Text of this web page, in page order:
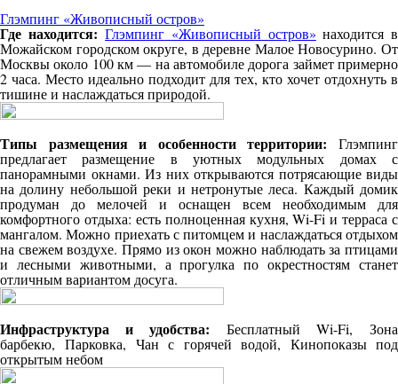
Глэмпинг «Живописный остров»
Где находится:Глэмпинг «Живописный остров» находится в
Можайском городском округе, в деревне Малое Новосурино. От
Москвы около 100 км — на автомобиле дорога займет примерно
2 часа. Место идеально подходит для тех, кто хочет отдохнуть в
тишине и наслаждаться природой.
Типы размещения и особенности территории: Глэмпинг
предлагает размещение в уютных модульных домах с
панорамными окнами. Из них открываются потрясающие виды
на долину небольшой реки и нетронутые леса. Каждый домик
продуман до мелочей и оснащен всем необходимым для
комфортного отдыха: есть полноценная кухня, Wi-Fi и терраса с
мангалом. Можно приехать с питомцем и наслаждаться отдыхом
на свежем воздухе. Прямо из окон можно наблюдать за птицами
и лесными животными, а прогулка по окрестностям станет
отличным вариантом досуга.
Инфраструктура и удобства: Бесплатный Wi-Fi, Зона
барбекю,Парковка,Чан с горячей водой, Кинопоказы под
открытым небом